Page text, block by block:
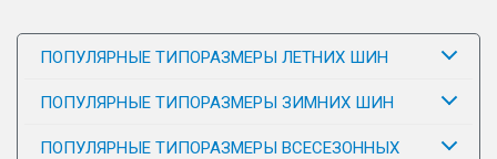
ПОПУЛЯРНЫЕ ТИПОРАЗМЕРЫ ЛЕТНИХ ШИН
ПОПУЛЯРНЫЕ ТИПОРАЗМЕРЫ ЗИМНИХ ШИН
ПОПУЛЯРНЫЕ ТИПОРАЗМЕРЫ ВСЕСЕЗОННЫХ